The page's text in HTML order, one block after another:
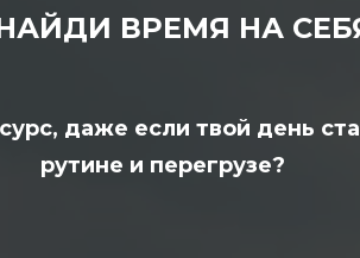
ВРЕМЯ НА
даже если твой день
рутине и перегрузе?